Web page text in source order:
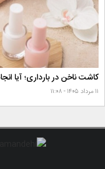
کاشت ناخن در بارداری؛ آیا
۱۱ مرداد ۱۴۰۵ - ۱۱:۰۸